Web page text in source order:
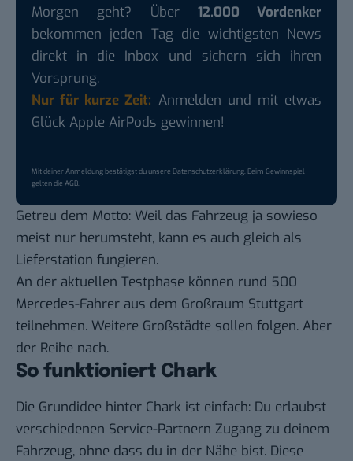
Morgen geht? Über 12.000 Vordenker
bekommen jeden Tag die wichtigsten News
direkt in die Inbox und sichern sich ihren
Vorsprung.
Nur für kurze Zeit: Anmelden und mit etwas
Glück Apple AirPods gewinnen!
Mit deiner Anmeldung bestätigst du unsereDatenschutzerklärung. Beim Gewinnspiel
gelten dieAGB.
Getreu dem Motto: Weil das Fahrzeug ja sowieso
meist nur herumsteht, kann es auch gleich als
Lieferstation fungieren.
An der aktuellen Testphase können rund 500
Mercedes-Fahrer aus dem Großraum Stuttgart
teilnehmen. Weitere Großstädte sollen folgen. Aber
der Reihe nach.
So funktioniert Chark
Die Grundidee hinter Chark ist einfach: Du erlaubst
verschiedenen Service-Partnern Zugang zu deinem
Fahrzeug, ohne dass du in der Nähe bist. Diese